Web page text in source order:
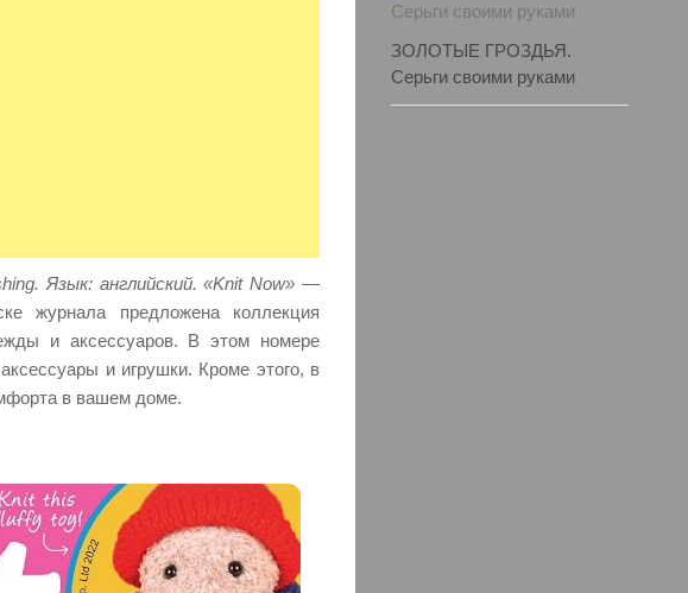
Язык: английский. «Knit Now» —
журнала предложена коллекция
и аксессуаров. В этом номере
и игрушки. Кроме этого, в
в вашем доме.
ЗОЛОТЫЕ ГРОЗДЬЯ.
Серьги своими руками